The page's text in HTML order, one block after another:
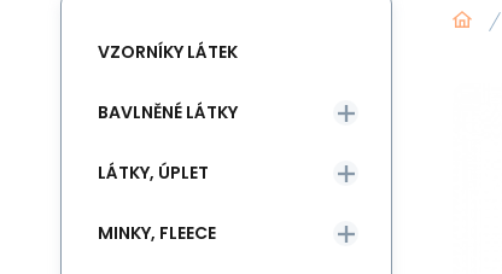
VZORNÍKY LÁTEK
BAVLNĚNÉ LÁTKY
LÁTKY, ÚPLET
MINKY, FLEECE